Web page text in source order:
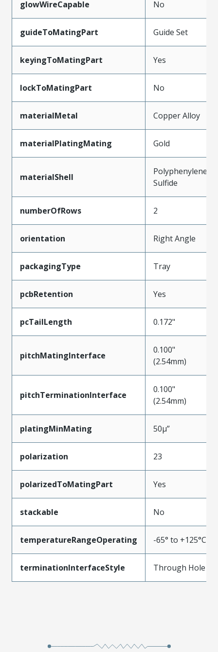
glowWireCapable No
guideToMatingPart Guide Set
keyingToMatingPart Yes
lockToMatingPart No
materialMetal Copper Alloy
materialPlatingMating Gold
materialShell
Polyphenylene
Sulfide
numberOfRows 2
orientation Right Angle
packagingType Tray
pcbRetention Yes
pcTailLength 0.172"
pitchMatingInterface
0.100"
(2.54mm)
pitchTerminationInterface
0.100"
(2.54mm)
platingMinMating 50µ”
polarization 23
polarizedToMatingPart Yes
stackable No
temperatureRangeOperating -65° to +125°C
terminationInterfaceStyle Through Hole